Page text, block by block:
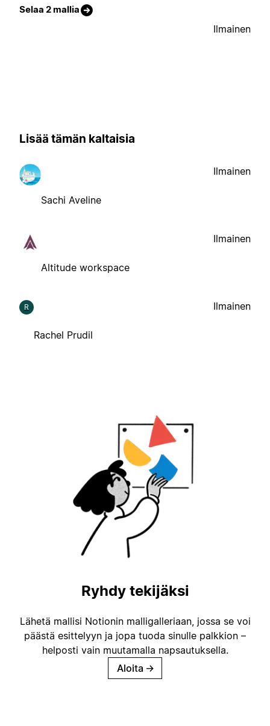
Selaa 2 mallia
Ilmainen
Lisää tämän kaltaisia
Sachi Aveline
Ilmainen
Altitude workspace
Ilmainen
R
Rachel Prudil
Ilmainen
Ryhdy tekijäksi
Lähetä mallisi Notionin malligalleriaan, jossa se voi
päästä esittelyyn ja jopa tuoda sinulle palkkion –
helposti vain muutamalla napsautuksella.
Aloita →